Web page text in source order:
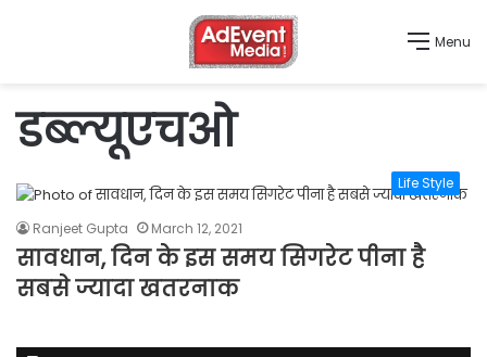
Menu
डब्ल्यूएचओ
Life Style
Ranjeet Gupta March 12, 2021
सावधान, दिन के इस समय सिगरेट पीना है
सबसे ज्यादा खतरनाक